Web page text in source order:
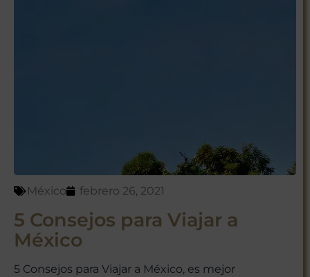
México febrero 26, 2021
5 Consejos para Viajar a
México
5 Consejos para Viajar a México, es mejor